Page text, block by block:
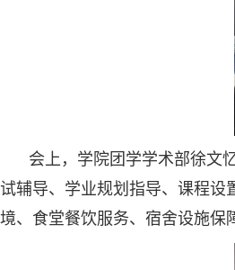
会上，学院团学学术部徐文
试辅导、学业规划指导、课程
境、食堂餐饮服务、宿舍设施保